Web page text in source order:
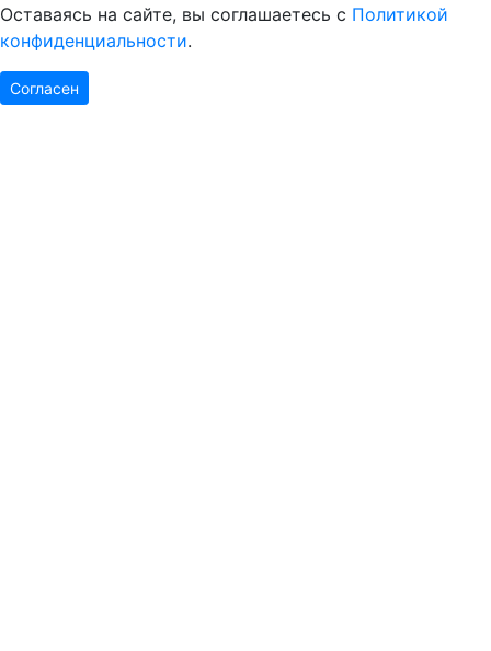
Оставаясь на сайте, вы соглашаетесь с Политикой
конфиденциальности.
Согласен